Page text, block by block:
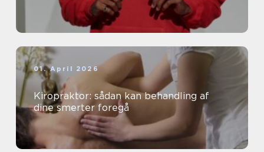
01. April 2026
Kiropraktor: sådan kan behandling af
dine smerter foregå